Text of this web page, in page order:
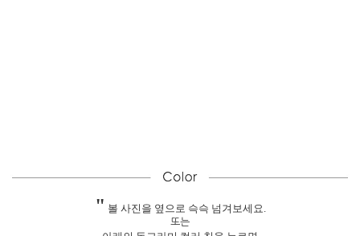
" 볼 사진을 옆으로 슥슥 넘겨보세요.
또는